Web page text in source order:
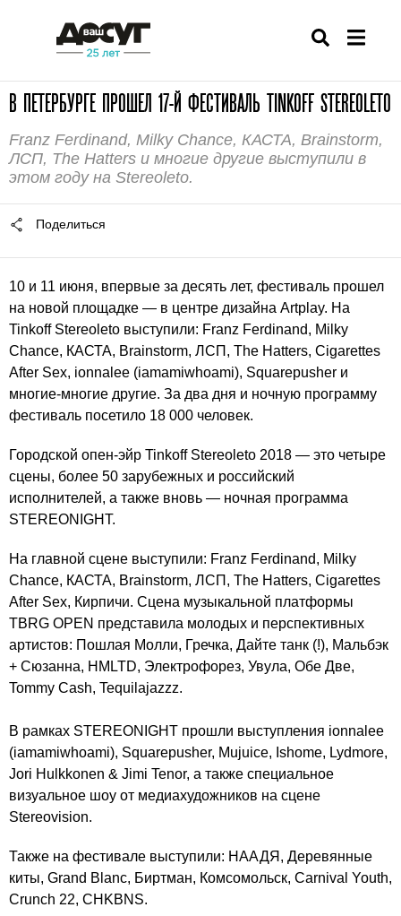
В ПЕТЕРБУРГЕ ПРОШЕЛ 17-Й ФЕСТИВАЛЬ TINKOFF STEREOLETO
Franz Ferdinand, Milky Chance, КАСТА, Brainstorm,
ЛСП, The Hatters и многие другие выступили в
этом году на Stereoleto.
Поделиться
10 и 11 июня, впервые за десять лет, фестиваль прошел
на новой площадке — в центре дизайна Artplay. На
Tinkoff Stereoleto выступили: Franz Ferdinand, Milky
Chance, КАСТА, Brainstorm, ЛСП, The Hatters, Cigarettes
After Sex, ionnalee (iamamiwhoami), Squarepusher и
многие-многие другие. За два дня и ночную программу
фестиваль посетило 18 000 человек.
Городской опен-эйр Tinkoff Stereoleto 2018 — это четыре
сцены, более 50 зарубежных и российский
исполнителей, а также вновь — ночная программа
STEREONIGHT.
На главной сцене выступили: Franz Ferdinand, Milky
Chance, КАСТА, Brainstorm, ЛСП, The Hatters, Cigarettes
After Sex, Кирпичи. Сцена музыкальной платформы
TBRG OPEN представила молодых и перспективных
артистов: Пошлая Молли, Гречка, Дайте танк (!), Мальбэк
+ Сюзанна, HMLTD, Электрофорез, Увула, Обе Две,
Tommy Cash, Tequilajazzz.
В рамках STEREONIGHT прошли выступления ionnalee
(iamamiwhoami), Squarepusher, Mujuice, Ishome, Lydmore,
Jori Hulkkonen & Jimi Tenor, а также специальное
визуальное шоу от медиахудожников на сцене
Stereovision.
Также на фестивале выступили: НААДЯ, Деревянные
киты, Grand Blanc, Биртман, Комсомольск, Carnival Youth,
Crunch 22, CHKBNS.